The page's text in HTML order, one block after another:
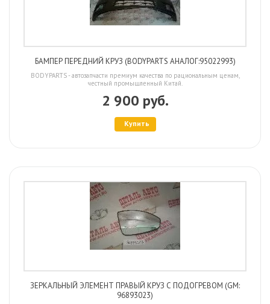
БАМПЕР ПЕРЕДНИЙ КРУЗ (BODYPARTS АНАЛОГ:95022993)
BODYPARTS - автозапчасти премиум качества по рациональным ценам,
честный промышленный Китай.
2 900 руб.
Купить
ЗЕРКАЛЬНЫЙ ЭЛЕМЕНТ ПРАВЫЙ КРУЗ С ПОДОГРЕВОМ (GM:
96893023)